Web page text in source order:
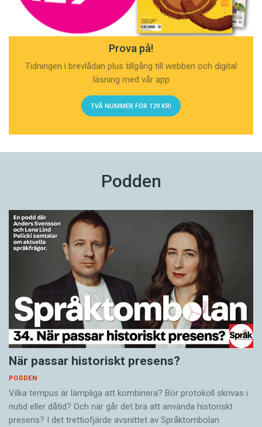
Prova på!
Tidningen i brevlådan plus tillgång till webben och digital
läsning med vår app
TVÅ NUMMER FÖR 129 KR!
Podden
När passar historiskt presens?
PODDEN
Vilka tempus är lämpliga att kombinera? Bör protokoll skrivas i
nutid eller dåtid? Och när går det bra att använda historiskt
presens? I det trettiofjärde avsnittet av Språktombolan